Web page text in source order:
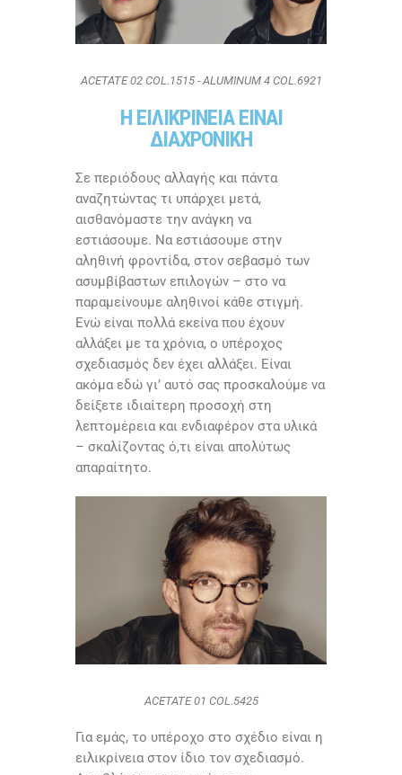
ACETATE 02 COL.1515 - ALUMINUM 4 COL.6921
Η ΕΙΛΙΚΡIΝΕΙΑ ΕΙΝΑΙ
ΔΙΑΧΡΟΝΙΚΗ
Σε περιόδους αλλαγής και πάντα
αναζητώντας τι υπάρχει μετά,
αισθανόμαστε την ανάγκη να
εστιάσουμε. Να εστιάσουμε στην
αληθινή φροντίδα, στον σεβασμό των
ασυμβίβαστων επιλογών – στο να
παραμείνουμε αληθινοί κάθε στιγμή.
Ενώ είναι πολλά εκείνα που έχουν
αλλάξει με τα χρόνια, ο υπέροχος
σχεδιασμός δεν έχει αλλάξει. Είναι
ακόμα εδώ γι’ αυτό σας προσκαλούμε να
δείξετε ιδιαίτερη προσοχή στη
λεπτομέρεια και ενδιαφέρον στα υλικά
– σκαλίζοντας ό,τι είναι απολύτως
απαραίτητο.
ACETATE 01 COL.5425
Για εμάς, το υπέροχο στο σχέδιο είναι η
ειλικρίνεια στον ίδιο τον σχεδιασμό.